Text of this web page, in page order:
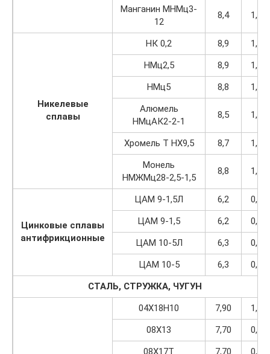
Манганин МНМц3-
12
8,4 1,07
Никелевые
сплавы
НК 0,2 8,9
1,13
НМц2,5
8,9
1,13
НМц5
8,8
1,12
Алюмель
НМцАК2-2-1
8,5 1,08
Хромель Т НХ9,5 8,7
1,11
Монель
НМЖМц28-2,5-1,5
8,8 1,12
Цинковые сплавы
антифрикционные
ЦАМ 9-1,5Л 6,2
0,79
ЦАМ 9-1,5
6,2
0,79
ЦАМ 10-5Л
6,3
0,80
ЦАМ 10-5
6,3
0,80
СТАЛЬ, СТРУЖКА, ЧУГУН
04Х18Н10 7,90
1,00
08Х13
7,70
0,98
08Х17Т
7,70
0,98